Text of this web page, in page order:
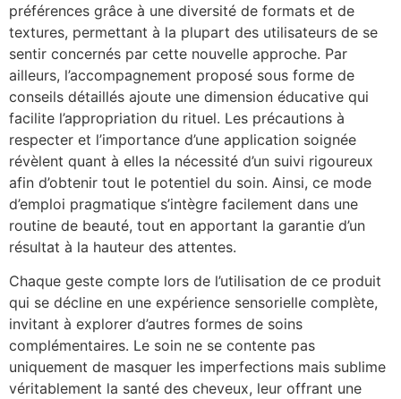
préférences grâce à une diversité de formats et de
textures, permettant à la plupart des utilisateurs de se
sentir concernés par cette nouvelle approche. Par
ailleurs, l’accompagnement proposé sous forme de
conseils détaillés ajoute une dimension éducative qui
facilite l’appropriation du rituel. Les précautions à
respecter et l’importance d’une application soignée
révèlent quant à elles la nécessité d’un suivi rigoureux
afin d’obtenir tout le potentiel du soin. Ainsi, ce mode
d’emploi pragmatique s’intègre facilement dans une
routine de beauté, tout en apportant la garantie d’un
résultat à la hauteur des attentes.
Chaque geste compte lors de l’utilisation de ce produit
qui se décline en une expérience sensorielle complète,
invitant à explorer d’autres formes de soins
complémentaires. Le soin ne se contente pas
uniquement de masquer les imperfections mais sublime
véritablement la santé des cheveux, leur offrant une